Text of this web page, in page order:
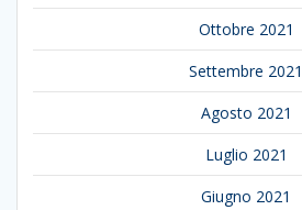
Ottobre 2021
Settembre 2021
Agosto 2021
Luglio 2021
Giugno 2021